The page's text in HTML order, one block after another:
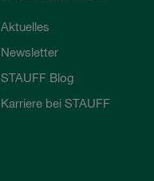
Aktuelles
Newsletter
STAUFF Blog
Karriere bei STAUFF